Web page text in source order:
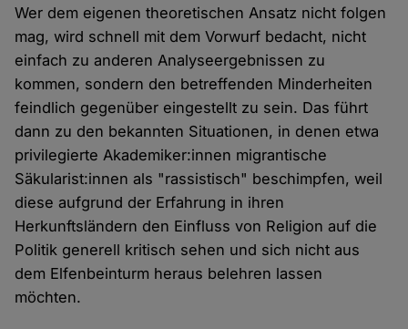
Wer dem eigenen theoretischen Ansatz nicht folgen
mag, wird schnell mit dem Vorwurf bedacht, nicht
einfach zu anderen Analyseergebnissen zu
kommen, sondern den betreffenden Minderheiten
feindlich gegenüber eingestellt zu sein. Das führt
dann zu den bekannten Situationen, in denen etwa
privilegierte Akademiker:innen migrantische
Säkularist:innen als "rassistisch" beschimpfen, weil
diese aufgrund der Erfahrung in ihren
Herkunftsländern den Einfluss von Religion auf die
Politik generell kritisch sehen und sich nicht aus
dem Elfenbeinturm heraus belehren lassen
möchten.